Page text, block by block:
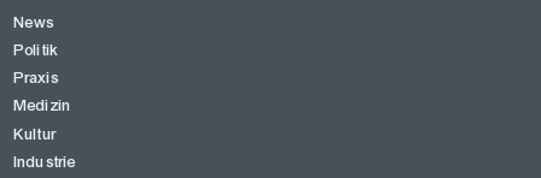
News
Politik
Praxis
Medizin
Kultur
Industrie